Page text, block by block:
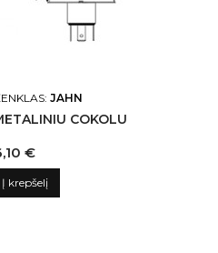
JAHN
COKOLU
€
Į krepšelį